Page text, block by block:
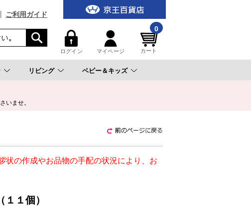
ご利用ガイド
ログイン マイページ
0
カート
リビング ベビー＆キッズ
いませ。
状の作成やお品物の手配の状況により、お
１個）